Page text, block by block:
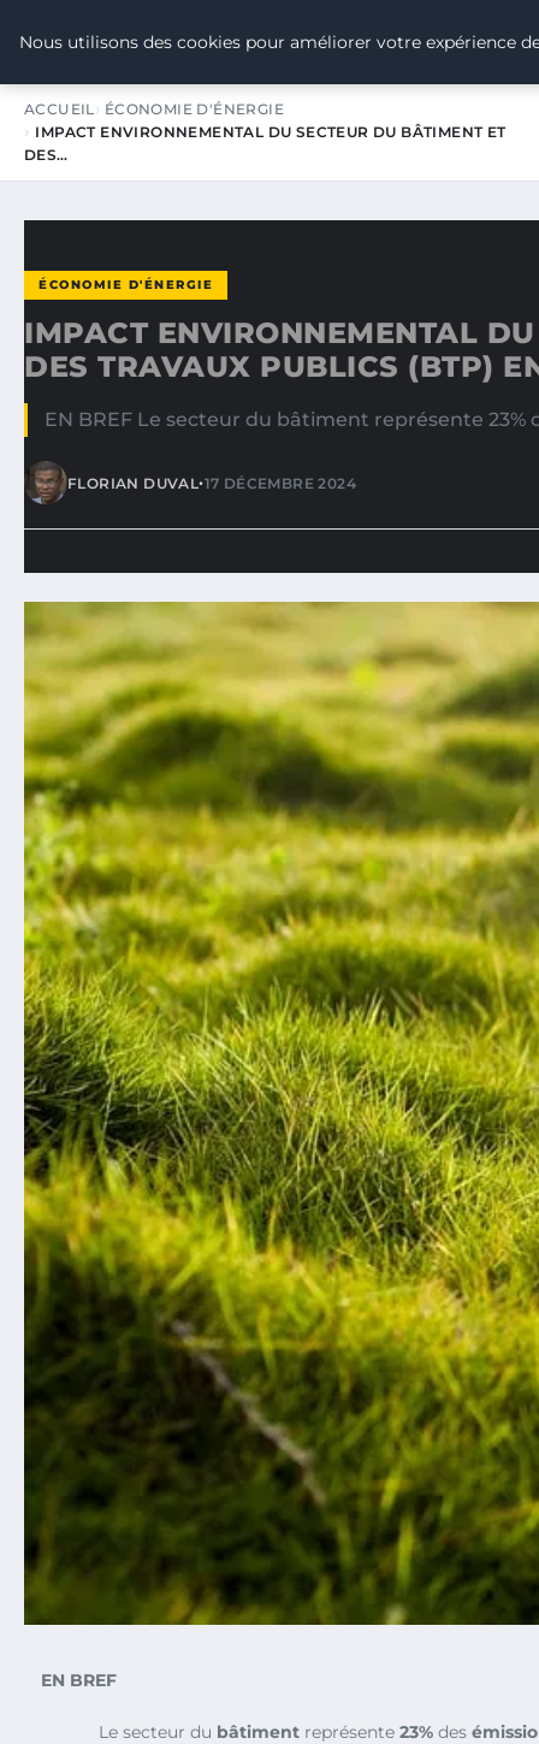
TOUR DE FRANCE POUR LE
ACCUEIL
ÉCONOMIE D'ÉNERGIE
IMPACT ENVIRONNEMENTAL DU SECTEUR DU BÂTIMENT ET
DES…
ÉCONOMIE D'ÉNERGIE
IMPACT ENVIRONNEMENTAL
DES TRAVAUX PUBLICS (BTP)
EN BREF Le secteur du bâtiment représente
FLORIAN DUVAL•17 DÉCEMBRE 2024
EN BREF
Le secteur du bâtiment représente 23% des
Nous utilisons des cookies pour améliorer votre expérience